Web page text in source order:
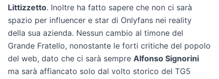
Littizzetto. Inoltre ha fatto sapere che non ci sarà
spazio per influencer e star di Onlyfans nei reality
della sua azienda. Nessun cambio al timone del
Grande Fratello, nonostante le forti critiche del popolo
del web, dato che ci sarà sempre Alfonso Signorini
ma sarà affiancato solo dal volto storico del TG5